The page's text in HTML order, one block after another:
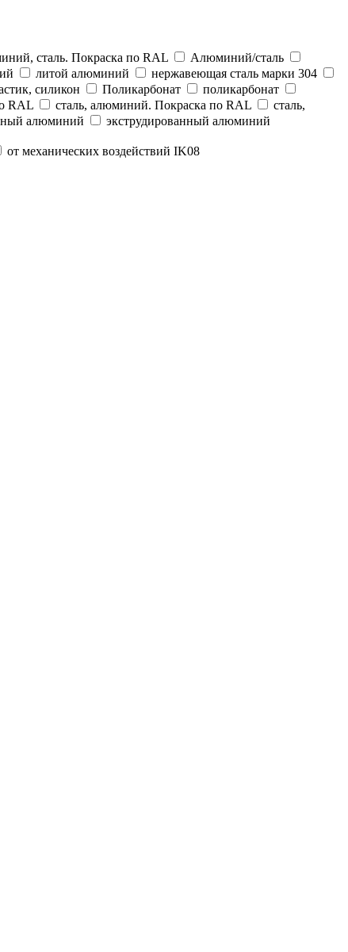
сталь. Покраска по RAL
Алюминий/сталь
литой алюминий
нержавеющая сталь марки 304
силикон Поликарбонат
поликарбонат
RAL сталь, алюминий. Покраска по RAL
сталь,
алюминий
экструдированный алюминий
от механических воздействий IK08